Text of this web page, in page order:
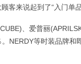
客来说起到了“入门单
、爱普丽
NERDY等时装品牌